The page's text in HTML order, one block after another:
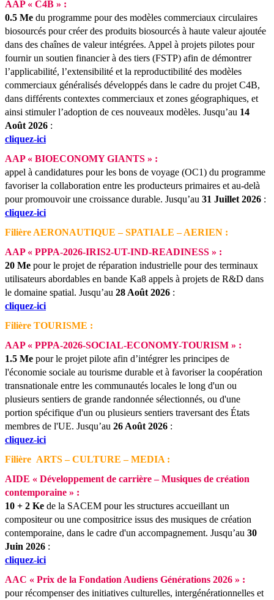
AAP « C4B » :
0.5 Me du programme pour des modèles commerciaux circulaires
biosourcés pour créer des produits biosourcés à haute valeur ajoutée
dans des chaînes de valeur intégrées. Appel à projets pilotes pour
fournir un soutien financier à des tiers (FSTP) afin de démontrer
l’applicabilité, l’extensibilité et la reproductibilité des modèles
commerciaux généralisés développés dans le cadre du projet C4B,
dans différents contextes commerciaux et zones géographiques, et
ainsi stimuler l’adoption de ces nouveaux modèles. Jusqu’au 14
Août 2026 :
cliquez-ici
AAP « BIOECONOMY GIANTS » :
appel à candidatures pour les bons de voyage (OC1) du programme
favoriser la collaboration entre les producteurs primaires et au-delà
pour promouvoir une croissance durable. Jusqu’au 31 Juillet 2026 :
cliquez-ici
Filière AERONAUTIQUE – SPATIALE – AERIEN :
AAP « PPPA-2026-IRIS2-UT-IND-READINESS » :
20 Me pour le projet de réparation industrielle pour des terminaux
utilisateurs abordables en bande Ka8 appels à projets de R&D dans
le domaine spatial. Jusqu’au 28 Août 2026 :
cliquez-ici
Filière TOURISME :
AAP « PPPA-2026-SOCIAL-ECONOMY-TOURISM » :
1.5 Me pour le projet pilote afin d’intégrer les principes de
l'économie sociale au tourisme durable et à favoriser la coopération
transnationale entre les communautés locales le long d'un ou
plusieurs sentiers de grande randonnée sélectionnés, ou d'une
portion spécifique d'un ou plusieurs sentiers traversant des États
membres de l'UE. Jusqu’au 26 Août 2026 :
cliquez-ici
Filière ARTS – CULTURE – MEDIA :
AIDE « Développement de carrière – Musiques de création
contemporaine » :
10 + 2 Ke de la SACEM pour les structures accueillant un
compositeur ou une compositrice issus des musiques de création
contemporaine, dans le cadre d'un accompagnement. Jusqu’au 30
Juin 2026 :
cliquez-ici
AAC « Prix de la Fondation Audiens Générations 2026 » :
pour récompenser des initiatives culturelles, intergénérationnelles et